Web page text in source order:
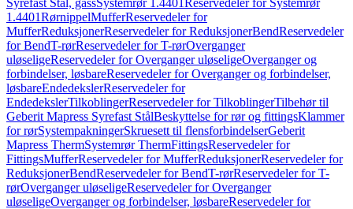
Syrefast Stål, gassSystemrør 1.4401Reservedeler for Systemrør
1.4401RørnippelMufferReservedeler for
MufferReduksjonerReservedeler for ReduksjonerBendReservedeler
for BendT-rørReservedeler for T-rørOverganger
uløseligeReservedeler for Overganger uløseligeOverganger og
forbindelser, løsbareReservedeler for Overganger og forbindelser,
løsbareEndedekslerReservedeler for
EndedekslerTilkoblingerReservedeler for TilkoblingerTilbehør til
Geberit Mapress Syrefast StålBeskyttelse for rør og fittingsKlammer
for rørSystempakningerSkruesett til flensforbindelserGeberit
Mapress ThermSystemrør ThermFittingsReservedeler for
FittingsMufferReservedeler for MufferReduksjonerReservedeler for
ReduksjonerBendReservedeler for BendT-rørReservedeler for T-
rørOverganger uløseligeReservedeler for Overganger
uløseligeOverganger og forbindelser, løsbareReservedeler for